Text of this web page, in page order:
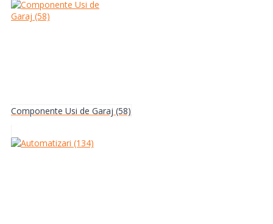
Componente Usi de Garaj (58)